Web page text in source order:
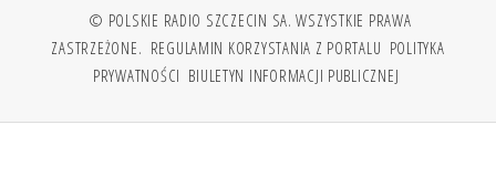
© POLSKIE RADIO SZCZECIN SA. WSZYSTKIE PRAWA
ZASTRZEŻONE. REGULAMIN KORZYSTANIA Z PORTALU POLITYKA
PRYWATNOŚCI BIULETYN INFORMACJI PUBLICZNEJ